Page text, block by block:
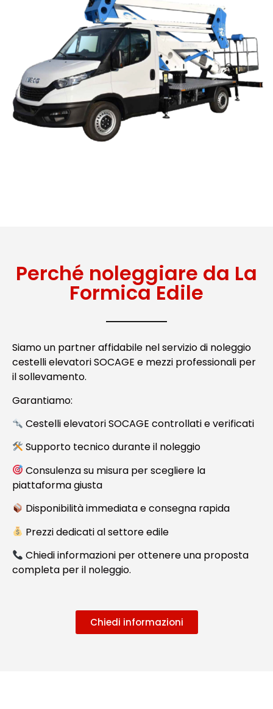
Perché noleggiare da La
Formica Edile
Siamo un partner affidabile nel servizio di noleggio
cestelli elevatori SOCAGE e mezzi professionali per
il sollevamento.
Garantiamo:
Cestelli elevatori SOCAGE controllati e verificati
Supporto tecnico durante il noleggio
Consulenza su misura per scegliere la
piattaforma giusta
Disponibilità immediata e consegna rapida
Prezzi dedicati al settore edile
Chiedi informazioni per ottenere una proposta
completa per il noleggio.
Chiedi informazioni